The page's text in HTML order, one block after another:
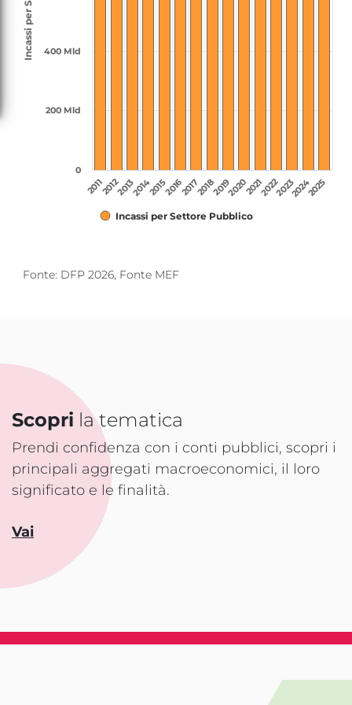
Incassi per Settore Pubblico
201120122013201420152016201720182019202020212022202320242025
0
200 Mld
400 Mld
Fonte: DFP 2026, Fonte MEF
Scopri la tematica
Prendi confidenza con i conti pubblici, scopri i
principali aggregati macroeconomici, il loro
significato e le finalità.
Vai